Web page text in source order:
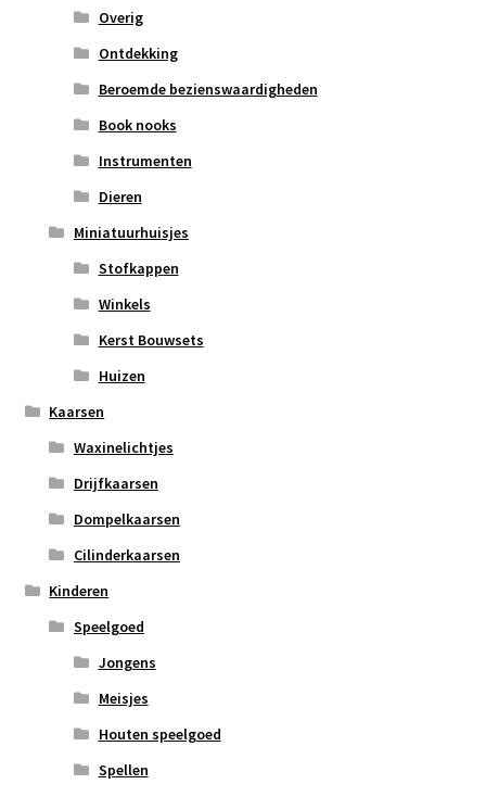
Overig
Ontdekking
Beroemde bezienswaardigheden
Book nooks
Instrumenten
Dieren
Miniatuurhuisjes
Stofkappen
Winkels
Kerst Bouwsets
Huizen
Kaarsen
Waxinelichtjes
Drijfkaarsen
Dompelkaarsen
Cilinderkaarsen
Kinderen
Speelgoed
Jongens
Meisjes
Houten speelgoed
Spellen